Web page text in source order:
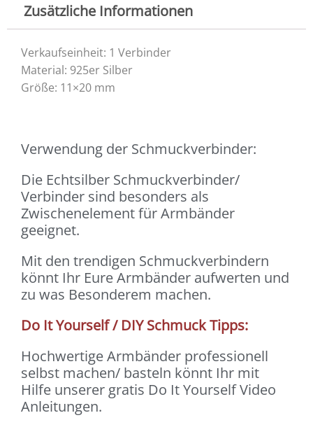
Zusätzliche Informationen
Verkaufseinheit: 1 Verbinder
Material: 925er Silber
Größe: 11×20 mm
Verwendung der Schmuckverbinder:
Die Echtsilber Schmuckverbinder/
Verbinder sind besonders als
Zwischenelement für Armbänder
geeignet.
Mit den trendigen Schmuckverbindern
könnt Ihr Eure Armbänder aufwerten und
zu was Besonderem machen.
Do It Yourself / DIY Schmuck Tipps:
Hochwertige Armbänder professionell
selbst machen/ basteln könnt Ihr mit
Hilfe unserer gratis Do It Yourself Video
Anleitungen.